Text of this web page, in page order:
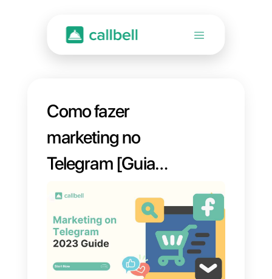
Como fazer
marketing no
Telegram [Guia
2023]